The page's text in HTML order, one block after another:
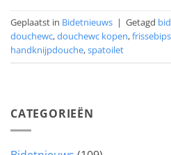
Geplaatst in Bidetnieuws | Getagd
douchewc,douchewc kopen,frissebips
handknijpdouche,spatoilet
CATEGORIEËN